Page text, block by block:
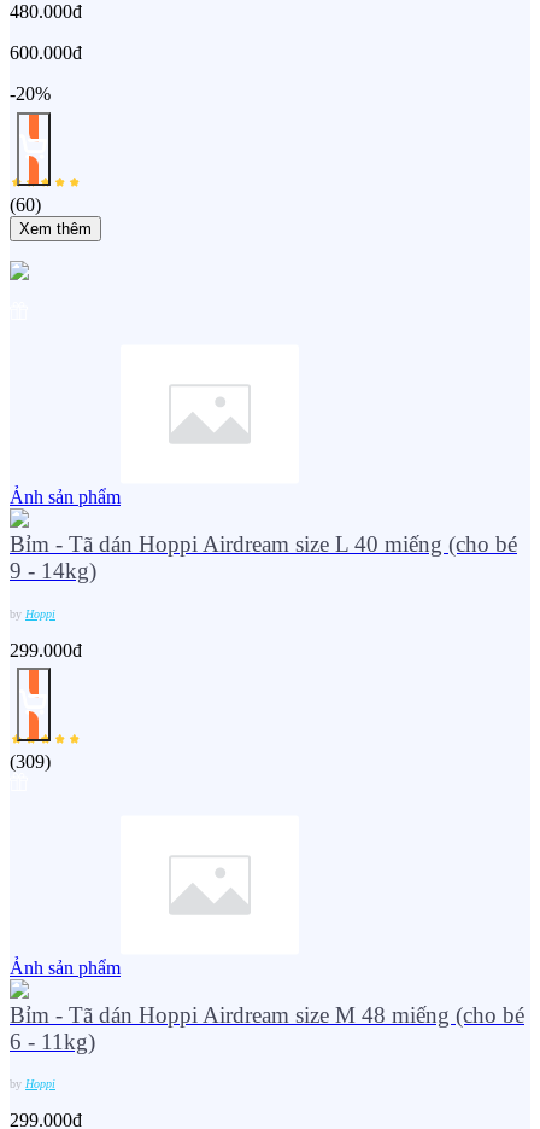
480.000đ
600.000đ
-20%
(60)
Xem thêm
Ảnh sản phẩm
Bỉm - Tã dán Hoppi Airdream size L 40 miếng (cho bé
9 - 14kg)
by Hoppi
299.000đ
(309)
Ảnh sản phẩm
Bỉm - Tã dán Hoppi Airdream size M 48 miếng (cho bé
6 - 11kg)
by Hoppi
299.000đ